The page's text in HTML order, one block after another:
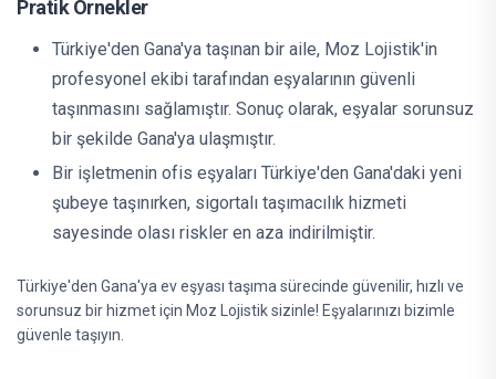
Pratik Örnekler
Türkiye'den Gana'ya taşınan bir aile, Moz Lojistik'in
profesyonel ekibi tarafından eşyalarının güvenli
taşınmasını sağlamıştır. Sonuç olarak, eşyalar sorunsuz
bir şekilde Gana'ya ulaşmıştır.
Bir işletmenin ofis eşyaları Türkiye'den Gana'daki yeni
şubeye taşınırken, sigortalı taşımacılık hizmeti
sayesinde olası riskler en aza indirilmiştir.
Türkiye'den Gana'ya ev eşyası taşıma sürecinde güvenilir, hızlı ve
sorunsuz bir hizmet için Moz Lojistik sizinle! Eşyalarınızı bizimle
güvenle taşıyın.